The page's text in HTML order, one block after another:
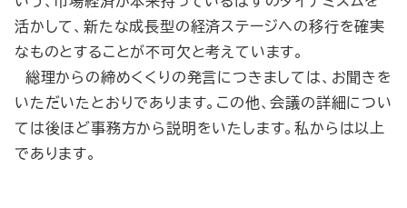
活かして、新たな成長型の経済ステージへの移行を確実
なものとすることが不可欠と考えています。
総理からの締めくくりの発言につきましては、お聞きを
いただいたとおりであります。この他、会議の詳細につい
ては後ほど事務方から説明をいたします。私からは以上
であります。